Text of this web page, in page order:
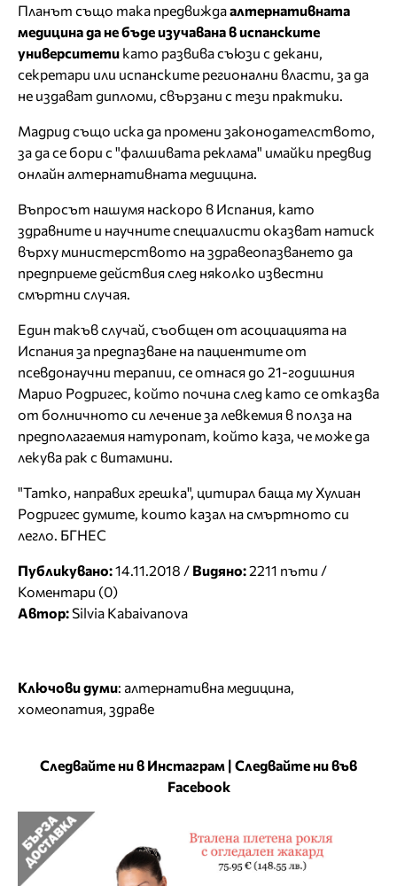
Планът също така предвиждаалтернативната
медицина да не бъде изучавана в испанските
университети като развива съюзи с декани,
секретари или испанските регионални власти, за да
не издават дипломи, свързани с тези практики.
Мадрид също иска да промени законодателството,
за да се бори с "фалшивата реклама" имайки предвид
онлайн алтернативната медицина.
Въпросът нашумя наскоро в Испания, като
здравните и научните специалисти оказват натиск
върху министерството на здравеопазването да
предприеме действия след няколко известни
смъртни случая.
Един такъв случай, съобщен от асоциацията на
Испания за предпазване на пациентите от
псевдонаучни терапии, се отнася до 21-годишния
Марио Родригес, който почина след като се отказва
от болничното си лечение за левкемия в полза на
предполагаемия натуропат, който каза, че може да
лекува рак с витамини.
"Татко, направих грешка", цитирал баща му Хулиан
Родригес думите, които казал на смъртното си
легло. БГНЕС
Публикувано:14.11.2018 / Видяно:2211 пъти /
Коментари (0)
Автор:Silvia Kabaivanova
Ключови думи: алтернативна медицина
хомеопатия здраве
Следвайте ни в Инстаграм | Следвайте ни във
Facebook